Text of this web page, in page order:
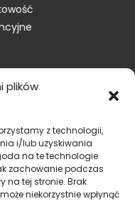
plików
z technologii,
i/lub uzyskiwania
na te technologie
zachowanie podczas
na tej stronie. Brak
niekorzystnie wpłynąć